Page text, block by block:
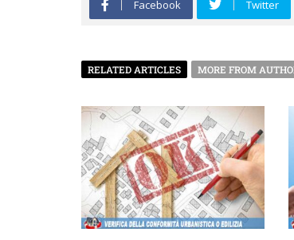
Facebook Twitter
RELATED ARTICLES MORE FROM